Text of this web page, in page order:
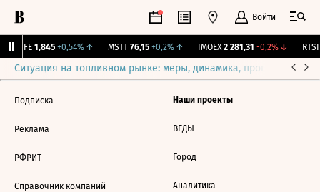
Войти
LIFE 1,845 +0,54%↑ MSTT 76,15 +0,2%↑ IMOEX 2 281,31 -0,2%↓ RTSI
Ситуация на топливном рынке: меры, динамика, прогнозы
Подписка
Реклама
РФРИТ
Справочник компаний
Наши проекты
ВЕДЫ
Город
Аналитика